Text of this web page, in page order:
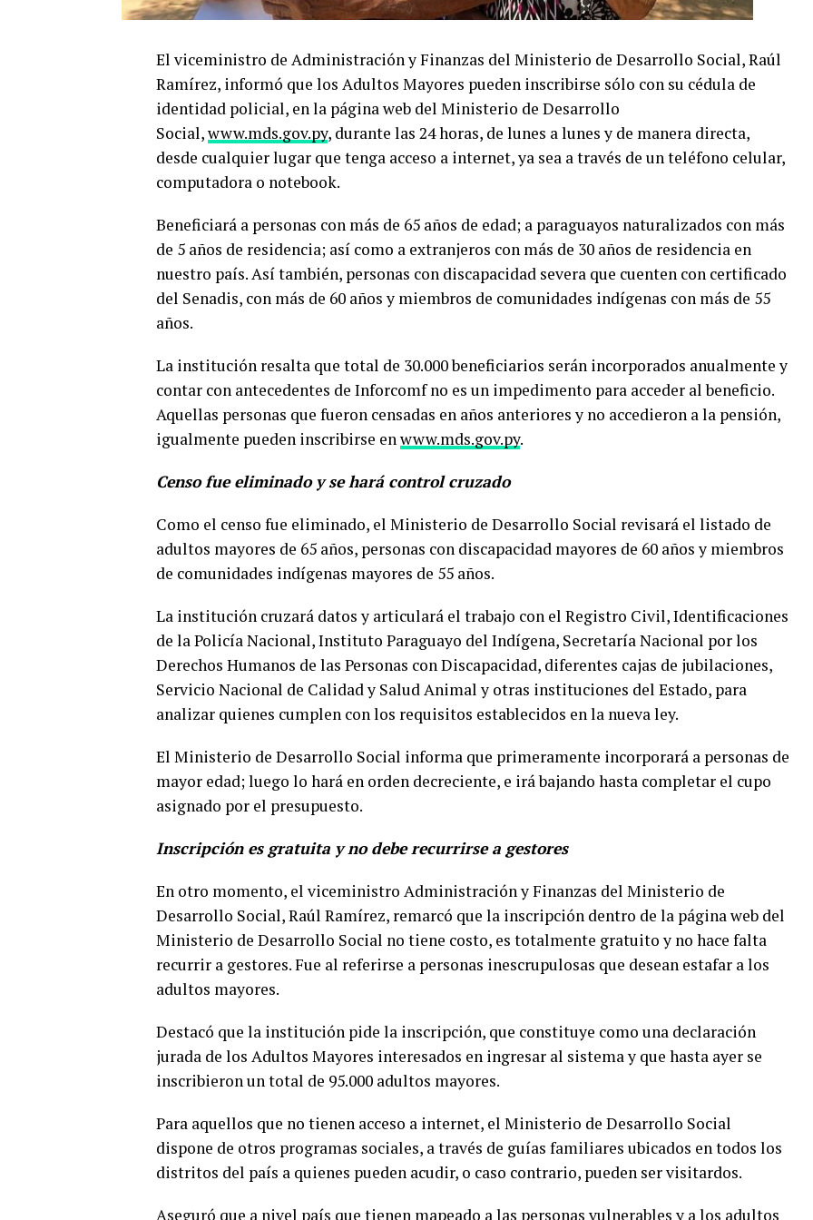
El viceministro de Administración y Finanzas del Ministerio de Desarrollo Social, Raúl
Ramírez, informó que los Adultos Mayores pueden inscribirse sólo con su cédula de
identidad policial, en la página web del Ministerio de Desarrollo
Social,www.mds.gov.py, durante las 24 horas, de lunes a lunes y de manera directa,
desde cualquier lugar que tenga acceso a internet, ya sea a través de un teléfono celular,
computadora o notebook.
Beneficiará a personas con más de 65 años de edad; a paraguayos naturalizados con más
de 5 años de residencia; así como a extranjeros con más de 30 años de residencia en
nuestro país. Así también, personas con discapacidad severa que cuenten con certificado
del Senadis, con más de 60 años y miembros de comunidades indígenas con más de 55
años.
La institución resalta que total de 30.000 beneficiarios serán incorporados anualmente y
contar con antecedentes de Inforcomf no es un impedimento para acceder al beneficio.
Aquellas personas que fueron censadas en años anteriores y no accedieron a la pensión,
igualmente pueden inscribirse enwww.mds.gov.py.
Censo fue eliminado y se hará control cruzado
Como el censo fue eliminado, el Ministerio de Desarrollo Social revisará el listado de
adultos mayores de 65 años, personas con discapacidad mayores de 60 años y miembros
de comunidades indígenas mayores de 55 años.
La institución cruzará datos y articulará el trabajo con el Registro Civil, Identificaciones
de la Policía Nacional, Instituto Paraguayo del Indígena, Secretaría Nacional por los
Derechos Humanos de las Personas con Discapacidad, diferentes cajas de jubilaciones,
Servicio Nacional de Calidad y Salud Animal y otras instituciones del Estado, para
analizar quienes cumplen con los requisitos establecidos en la nueva ley.
El Ministerio de Desarrollo Social informa que primeramente incorporará a personas de
mayor edad; luego lo hará en orden decreciente, e irá bajando hasta completar el cupo
asignado por el presupuesto.
Inscripción es gratuita y no debe recurrirse a gestores
En otro momento, el viceministro Administración y Finanzas del Ministerio de
Desarrollo Social, Raúl Ramírez, remarcó que la inscripción dentro de la página web del
Ministerio de Desarrollo Social no tiene costo, es totalmente gratuito y no hace falta
recurrir a gestores. Fue al referirse a personas inescrupulosas que desean estafar a los
adultos mayores.
Destacó que la institución pide la inscripción, que constituye como una declaración
jurada de los Adultos Mayores interesados en ingresar al sistema y que hasta ayer se
inscribieron un total de 95.000 adultos mayores.
Para aquellos que no tienen acceso a internet, el Ministerio de Desarrollo Social
dispone de otros programas sociales, a través de guías familiares ubicados en todos los
distritos del país a quienes pueden acudir, o caso contrario, pueden ser visitardos.
Aseguró que a nivel país que tienen mapeado a las personas vulnerables y a los adultos